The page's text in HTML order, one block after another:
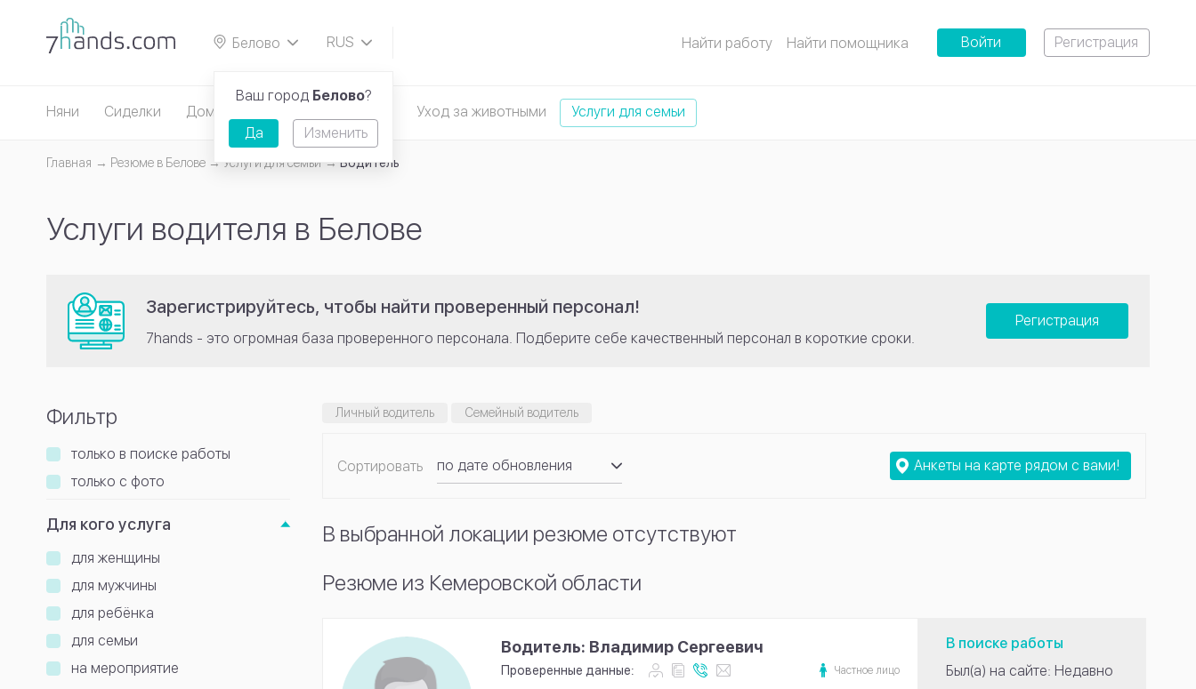
Белово
RUS
Найти работу Найти помощника Войти Регистрация
Няни Сиделки Домработницы Уход за животными Услуги для семьи
Главная Резюме в Белове Услуги для семьи Водитель
Услуги водителя в Белове
Зарегистрируйтесь, чтобы найти проверенный персонал!
7hands - это огромная база проверенного персонала. Подберите себе качественный персонал в короткие сроки.
Регистрация
Фильтр
только в поиске работы
только с фото
Для кого услуга
для женщины
для мужчины
для ребёнка
для семьи
на мероприятие
Личный водитель Семейный водитель
Сортировать
по дате обновления
по рейтингу
Анкеты на карте рядом с вами!
В выбранной локации резюме отсутствуют
Резюме из Кемеровской области
Водитель: Владимир Сергеевич
Проверенные данные: Частное лицо
В поиске работы
Был(а) на сайте: Недавно
Ваш город Белово?
Да Изменить